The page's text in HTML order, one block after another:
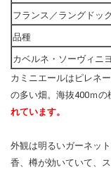
フランス／ラングドッ
品種
カベルネ・ソーヴィニ
カミニエールはピレネ
の多い畑。海抜400ｍの
れています。
外観は明るいガーネッ
香、樽が効いていて、